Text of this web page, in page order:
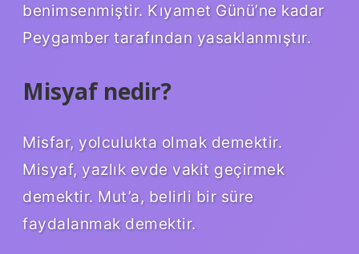
benimsenmiştir. Kıyamet Günü’ne kadar
Peygamber tarafından yasaklanmıştır.
Misyaf nedir?
Misfar, yolculukta olmak demektir.
Misyaf, yazlık evde vakit geçirmek
demektir. Mut’a, belirli bir süre
faydalanmak demektir.